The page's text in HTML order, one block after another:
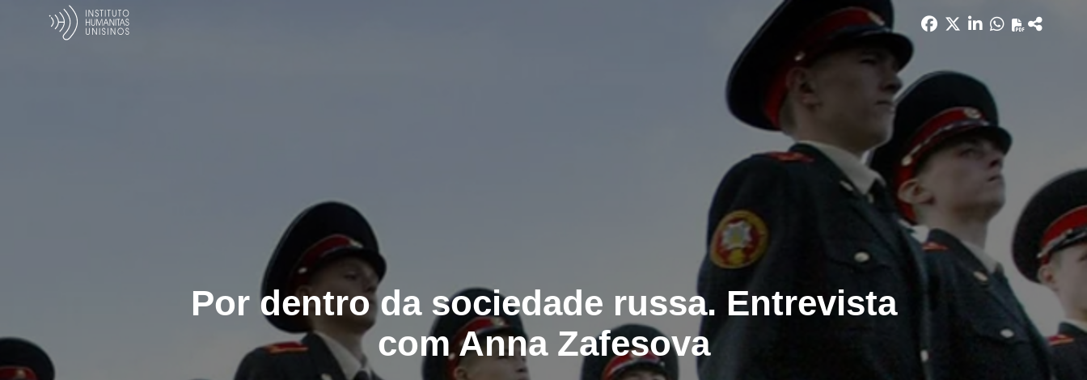
Por dentro da sociedade russa. Entrevista
com Anna Zafesova